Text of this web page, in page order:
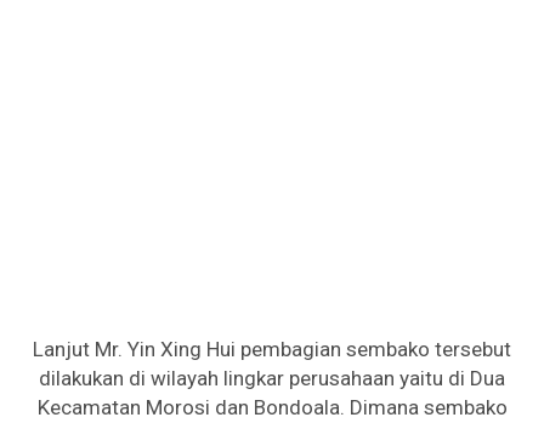
Lanjut Mr. Yin Xing Hui pembagian sembako tersebut
dilakukan di wilayah lingkar perusahaan yaitu di Dua
Kecamatan Morosi dan Bondoala. Dimana sembako